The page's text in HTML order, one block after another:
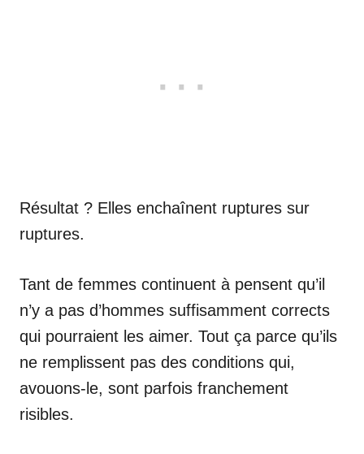
Résultat ? Elles enchaînent ruptures sur
ruptures.
Tant de femmes continuent à pensent qu’il
n’y a pas d’hommes suffisamment corrects
qui pourraient les aimer. Tout ça parce qu’ils
ne remplissent pas des conditions qui,
avouons-le, sont parfois franchement
risibles.